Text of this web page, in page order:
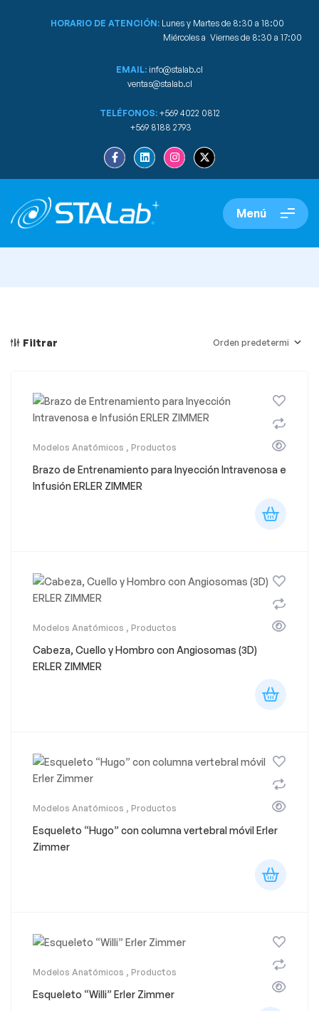
HORARIO DE ATENCIÓN: Lunes y Martes de 8:30 a 18:00
Miércoles a Viernes de 8:30 a 17:00
EMAIL: info@stalab.cl
ventas@stalab.cl
TELÉFONOS:+569 4022 0812
+569 8188 2793
Menú
Filtrar
Modelos Anatómicos , Productos
Brazo de Entrenamiento para Inyección Intravenosa e
Infusión ERLER ZIMMER
Modelos Anatómicos , Productos
Cabeza, Cuello y Hombro con Angiosomas (3D)
ERLER ZIMMER
Modelos Anatómicos , Productos
Esqueleto “Hugo” con columna vertebral móvil Erler
Zimmer
Modelos Anatómicos , Productos
Esqueleto “Willi” Erler Zimmer